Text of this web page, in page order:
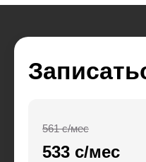
533 с/мес
561 с/мес